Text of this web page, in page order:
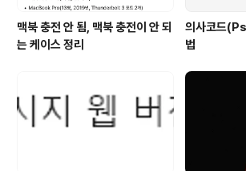
맥북 충전 안 됨, 맥북 충전이 안 되
는 케이스 정리
의사코드
법